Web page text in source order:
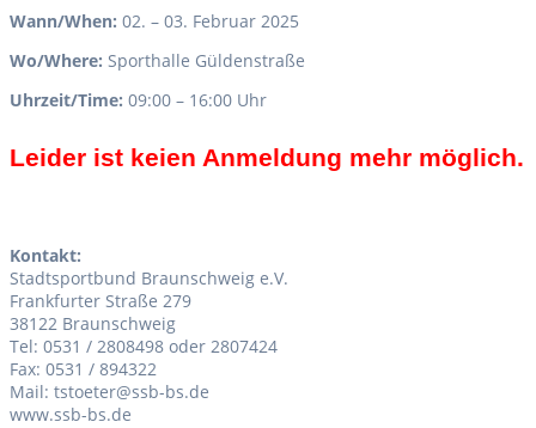
Wann/When: 02. – 03. Februar 2025
Wo/Where: Sporthalle Güldenstraße
Uhrzeit/Time: 09:00 – 16:00 Uhr
Leider ist keien Anmeldung mehr möglich.
Kontakt:
Stadtsportbund Braunschweig e.V.
Frankfurter Straße 279
38122 Braunschweig
Tel: 0531 / 2808498 oder 2807424
Fax: 0531 / 894322
Mail: tstoeter@ssb-bs.de
www.ssb-bs.de